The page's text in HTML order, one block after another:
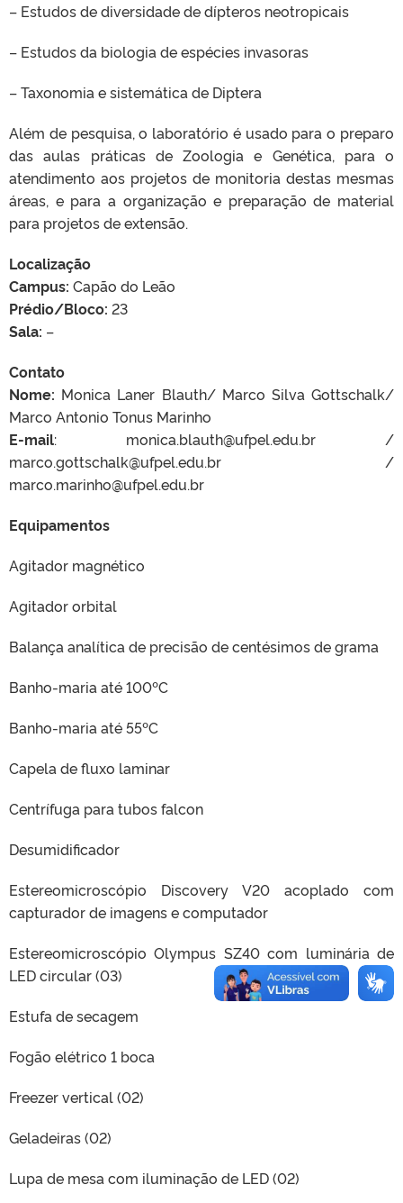
– Estudos de diversidade de dípteros neotropicais
– Estudos da biologia de espécies invasoras
– Taxonomia e sistemática de Diptera
Além de pesquisa, o laboratório é usado para o preparo
das aulas práticas de Zoologia e Genética, para o
atendimento aos projetos de monitoria destas mesmas
áreas, e para a organização e preparação de material
para projetos de extensão.
Localização
Campus: Capão do Leão
Prédio/Bloco: 23
Sala: –
Contato
Nome: Monica Laner Blauth/ Marco Silva Gottschalk/
Marco Antonio Tonus Marinho
E-mail: monica.blauth@ufpel.edu.br /
marco.gottschalk@ufpel.edu.br /
marco.marinho@ufpel.edu.br
Equipamentos
Agitador magnético
Agitador orbital
Balança analítica de precisão de centésimos de grama
Banho-maria até 100ºC
Banho-maria até 55ºC
Capela de fluxo laminar
Centrífuga para tubos falcon
Desumidificador
Estereomicroscópio Discovery V20 acoplado com
capturador de imagens e computador
Estereomicroscópio Olympus SZ40 com luminária de
LED circular (03)
Estufa de secagem
Fogão elétrico 1 boca
Freezer vertical (02)
Geladeiras (02)
Lupa de mesa com iluminação de LED (02)